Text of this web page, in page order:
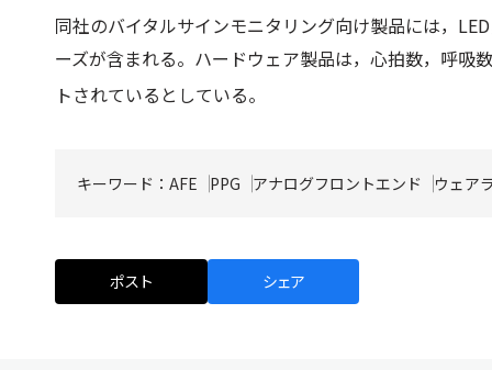
同社のバイタルサインモニタリング向け製品には，
ーズが含まれる。ハードウェア製品は，心拍数，呼吸
トされているとしている。
キーワード： AFE PPG アナログフロントエンド ウェア
ポスト シェア